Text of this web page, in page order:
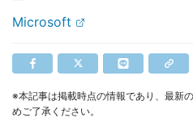
Microsoft
※本記事は掲載時点の情報であり、最新
めご了承ください。